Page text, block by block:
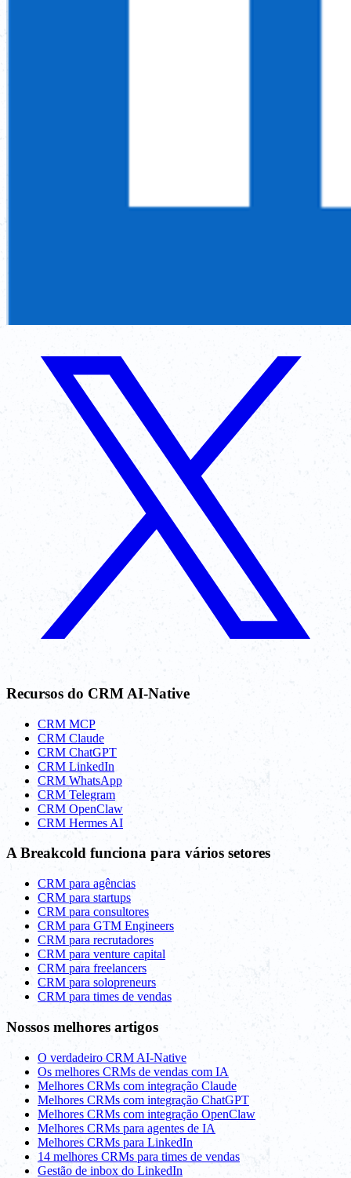
Recursos do CRM AI-Native
CRM MCP
CRM Claude
CRM ChatGPT
CRM LinkedIn
CRM WhatsApp
CRM Telegram
CRM OpenClaw
CRM Hermes AI
A Breakcold funciona para vários setores
CRM para agências
CRM para startups
CRM para consultores
CRM para GTM Engineers
CRM para recrutadores
CRM para venture capital
CRM para freelancers
CRM para solopreneurs
CRM para times de vendas
Nossos melhores artigos
O verdadeiro CRM AI-Native
Os melhores CRMs de vendas com IA
Melhores CRMs com integração Claude
Melhores CRMs com integração ChatGPT
Melhores CRMs com integração OpenClaw
Melhores CRMs para agentes de IA
Melhores CRMs para LinkedIn
14 melhores CRMs para times de vendas
Gestão de inbox do LinkedIn